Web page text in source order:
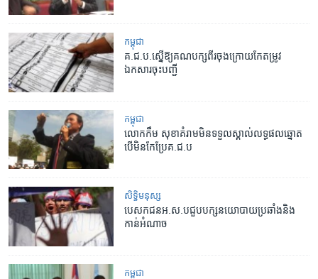
កម្ពុជា
គ.ជ.ប.ស្នើ​ឱ្យ​គណបក្ស​ពីរ​ចុង​ក្រោយ​កែតម្រូវ​
ឯកសារ​ចុះ​បញ្ជី
កម្ពុជា
លោក​កឹម សុខា​គំរាម​មិន​ទទួល​ស្គាល់​លទ្ធផល​ឆ្នោត​
បើ​មិន​កែប្រែ​គ.ជ.ប
សិទ្ធិ​មនុស្ស
បេសកជន​អ.ស.ប​ជួប​បក្ស​នយោបាយ​ប្រឆាំង​និង​
កាន់​អំណាច
កម្ពុជា